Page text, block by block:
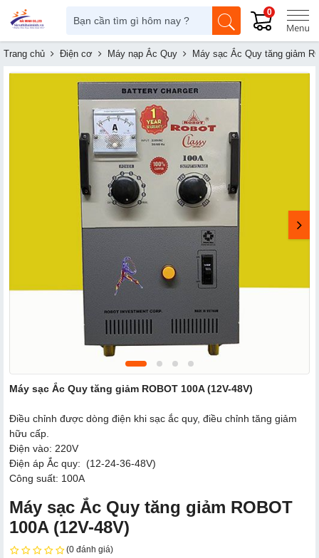
0
Trang chủ Điện cơ Máy nạp Ắc Quy Máy sạc Ắc Quy tăng giảm
Máy sạc Ắc Quy tăng giảm ROBOT 100A (12V-48V)
Điều chỉnh được dòng điện khi sạc ắc quy, điều chỉnh tăng giảm
hữu cấp.
Điện vào: 220V
Điện áp Ắc quy: (12-24-36-48V)
Công suất: 100A
Máy sạc Ắc Quy tăng giảm ROBOT
100A (12V-48V)
(0 đánh giá)